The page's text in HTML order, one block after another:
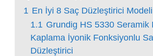
1 En İyi 8 Saç Düzleştirici Modeli
1.1 Grundig HS 5330 Seramik
Kaplama İyonik Fonksiyonlu
Düzleştirici